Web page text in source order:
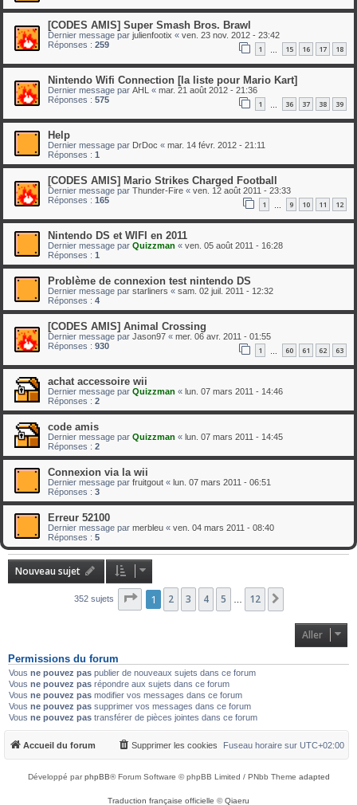
[CODES AMIS] Super Smash Bros. Brawl
Dernier message par julienfootix « ven. 23 nov. 2012 - 23:42
Réponses : 259 1 15 16 17 18
Nintendo Wifi Connection [la liste pour Mario Kart]
Dernier message par AHL « mar. 21 août 2012 - 21:36
Réponses : 575 1 36 37 38 39
Help
Dernier message par DrDoc « mar. 14 févr. 2012 - 21:11
Réponses : 1
[CODES AMIS] Mario Strikes Charged Football
Dernier message par Thunder-Fire « ven. 12 août 2011 - 23:33
Réponses : 165 1 9 10 11 12
Nintendo DS et WIFI en 2011
Dernier message par Quizzman « ven. 05 août 2011 - 16:28
Réponses : 1
Problème de connexion test nintendo DS
Dernier message par starliners « sam. 02 juil. 2011 - 12:32
Réponses : 4
[CODES AMIS] Animal Crossing
Dernier message par Jason97 « mer. 06 avr. 2011 - 01:55
Réponses : 930 1 … 60 61 62 63
achat accessoire wii
Dernier message par Quizzman « lun. 07 mars 2011 - 14:46
Réponses : 2
code amis
Dernier message par Quizzman « lun. 07 mars 2011 - 14:45
Réponses : 2
Connexion via la wii
Dernier message par fruitgout « lun. 07 mars 2011 - 06:51
Réponses : 3
Erreur 52100
Dernier message par merbleu « ven. 04 mars 2011 - 08:40
Réponses : 5
Nouveau sujet
352 sujets Page sur12
1 2 3 4 5 12
Aller
Permissions du forum
Vous ne pouvez pas publier de nouveaux sujets dans ce forum
Vous ne pouvez pas répondre aux sujets dans ce forum
Vous ne pouvez pas modifier vos messages dans ce forum
Vous ne pouvez pas supprimer vos messages dans ce forum
Vous ne pouvez pas transférer de pièces jointes dans ce forum
Accueil du forum Fuseau horaire sur UTC+02:00
Supprimer les cookies
Développé parphpBB® Forum Software © phpBB Limited / PNbb Theme adapted
Traduction française officielle ©Qiaeru